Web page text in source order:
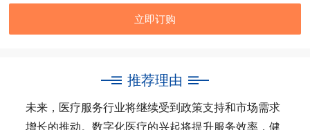
立即订购
推荐理由
未来，医疗服务行业将继续受到政策支持和市场需求
增长的推动。数字化医疗的兴起将提升服务效率，健